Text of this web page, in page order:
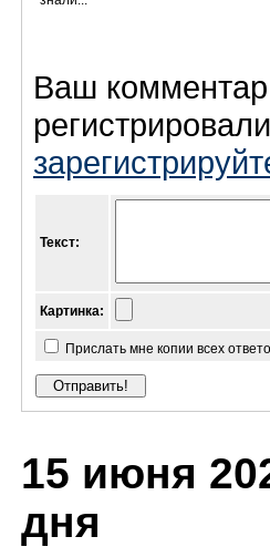
Ваш
Текст:
Картинка:
Прислать мне копии всех
15 июня
дня